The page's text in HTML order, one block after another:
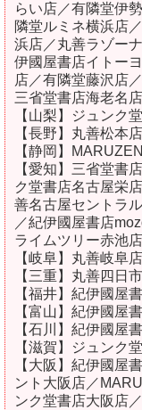
らい店／有隣堂伊
隣堂ルミネ横浜店
浜店／丸善ラゾー
伊國屋書店イトー
店／有隣堂藤沢店
三省堂書店海老名
【山梨】ジュンク
【長野】丸善松本店
【静岡】
【愛知】三省堂書
ク堂書店名古屋栄
善名古屋セントラ
／紀伊國屋書店
ライムツリー赤池
【岐阜】丸善岐阜
【三重】丸善四日
【福井】紀伊國屋
【富山】紀伊國屋
【石川】紀伊國屋
【滋賀】ジュンク
【大阪】紀伊國屋
ント大阪店／
ンク堂書店大阪店